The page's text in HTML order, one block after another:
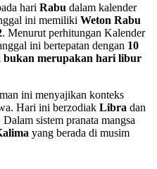
hari Rabu dalam kalender
ini memiliki Weton Rabu
. Menurut perhitungan Kalender
ini bertepatan dengan 10
bukan merupakan hari libur
ini menyajikan konteks
Hari ini berzodiak Libra dan
sistem pranata mangsa
yang berada di musim